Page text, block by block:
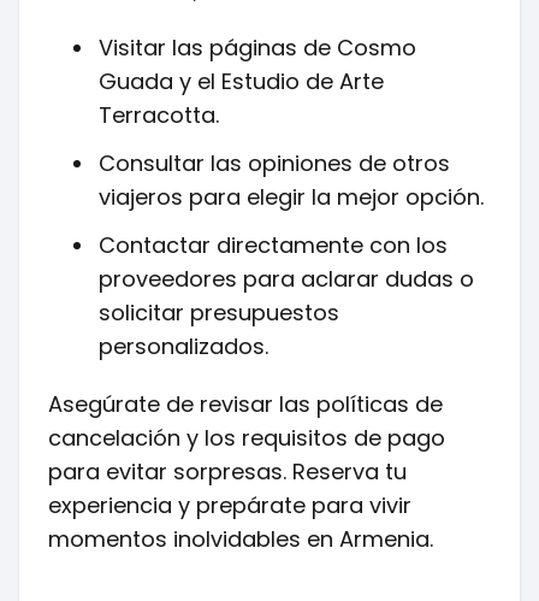
Visitar las páginas de Cosmo
Guada y el Estudio de Arte
Terracotta.
Consultar las opiniones de otros
viajeros para elegir la mejor opción.
Contactar directamente con los
proveedores para aclarar dudas o
solicitar presupuestos
personalizados.
Asegúrate de revisar las políticas de
cancelación y los requisitos de pago
para evitar sorpresas. Reserva tu
experiencia y prepárate para vivir
momentos inolvidables en Armenia.